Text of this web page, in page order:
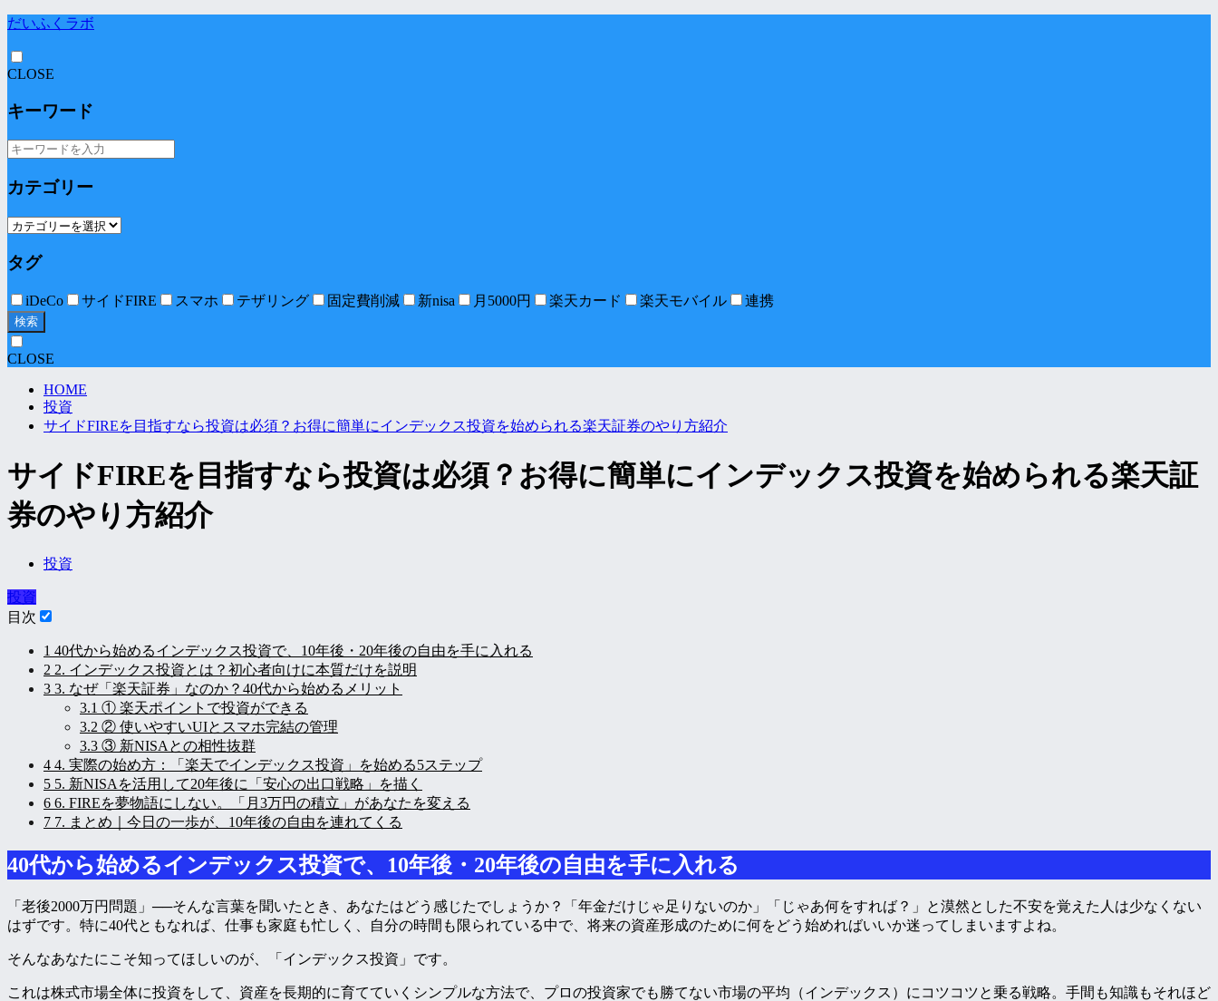
だいふくラボ
CLOSE
キーワード
カテゴリー
タグ
iDeCo サイドFIRE スマホ テザリング 固定費削減 新nisa 月5000円 楽天カード 楽天モバイル 連携
検索
CLOSE
HOME
投資
サイドFIREを目指すなら投資は必須？お得に簡単にインデックス投資を始められる楽天証券のやり方紹介
サイドFIREを目指すなら投資は必須？お得に簡単にインデックス投資を始められる楽天証
券のやり方紹介
投資
投資
目次
1 40代から始めるインデックス投資で、10年後・20年後の自由を手に入れる
2 2. インデックス投資とは？初心者向けに本質だけを説明
3 3. なぜ「楽天証券」なのか？40代から始めるメリット
3.1 ① 楽天ポイントで投資ができる
3.2 ② 使いやすいUIとスマホ完結の管理
3.3 ③ 新NISAとの相性抜群
4 4. 実際の始め方：「楽天でインデックス投資」を始める5ステップ
5 5. 新NISAを活用して20年後に「安心の出口戦略」を描く
6 6. FIREを夢物語にしない。「月3万円の積立」があなたを変える
7 7. まとめ｜今日の一歩が、10年後の自由を連れてくる
40代から始めるインデックス投資で、10年後・20年後の自由を手に入れる
「老後2000万円問題」──そんな言葉を聞いたとき、あなたはどう感じたでしょうか？「年金だけじゃ足りないのか」「じゃあ何をすれば？」と漠然とした不安を覚えた人は少なくない
はずです。特に40代ともなれば、仕事も家庭も忙しく、自分の時間も限られている中で、将来の資産形成のために何をどう始めればいいか迷ってしまいますよね。
そんなあなたにこそ知ってほしいのが、「インデックス投資」です。
これは株式市場全体に投資をして、資産を長期的に育てていくシンプルな方法で、プロの投資家でも勝てない市場の平均（インデックス）にコツコツと乗る戦略。手間も知識もそれほど